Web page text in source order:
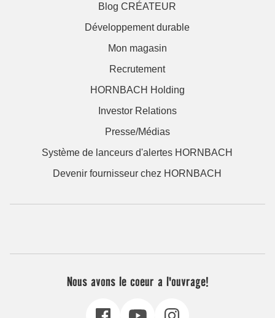
Blog CRÉATEUR
Développement durable
Mon magasin
Recrutement
HORNBACH Holding
Investor Relations
Presse/Médias
Système de lanceurs d'alertes HORNBACH
Devenir fournisseur chez HORNBACH
Nous avons le coeur a l'ouvrage!